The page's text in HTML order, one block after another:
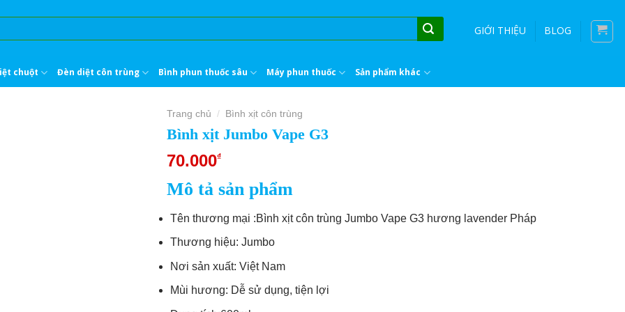
GIỚI THIỆU BLOG
chuột Đèn diệt côn trùng Bình phun thuốc sâu Máy phun thuốc Sản phẩm khác
Trang chủ / Bình xịt côn trùng
Bình xịt Jumbo Vape G3
70.000₫
Mô tả sản phẩm
Tên thương mại :Bình xịt côn trùng Jumbo Vape G3 hương lavender Pháp
Thương hiệu: Jumbo
Nơi sản xuất: Việt Nam
Mùi hương: Dễ sử dụng, tiện lợi